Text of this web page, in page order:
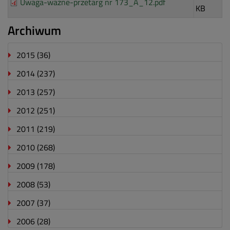
KB
Archiwum
2015 (36)
2014 (237)
2013 (257)
2012 (251)
2011 (219)
2010 (268)
2009 (178)
2008 (53)
2007 (37)
2006 (28)